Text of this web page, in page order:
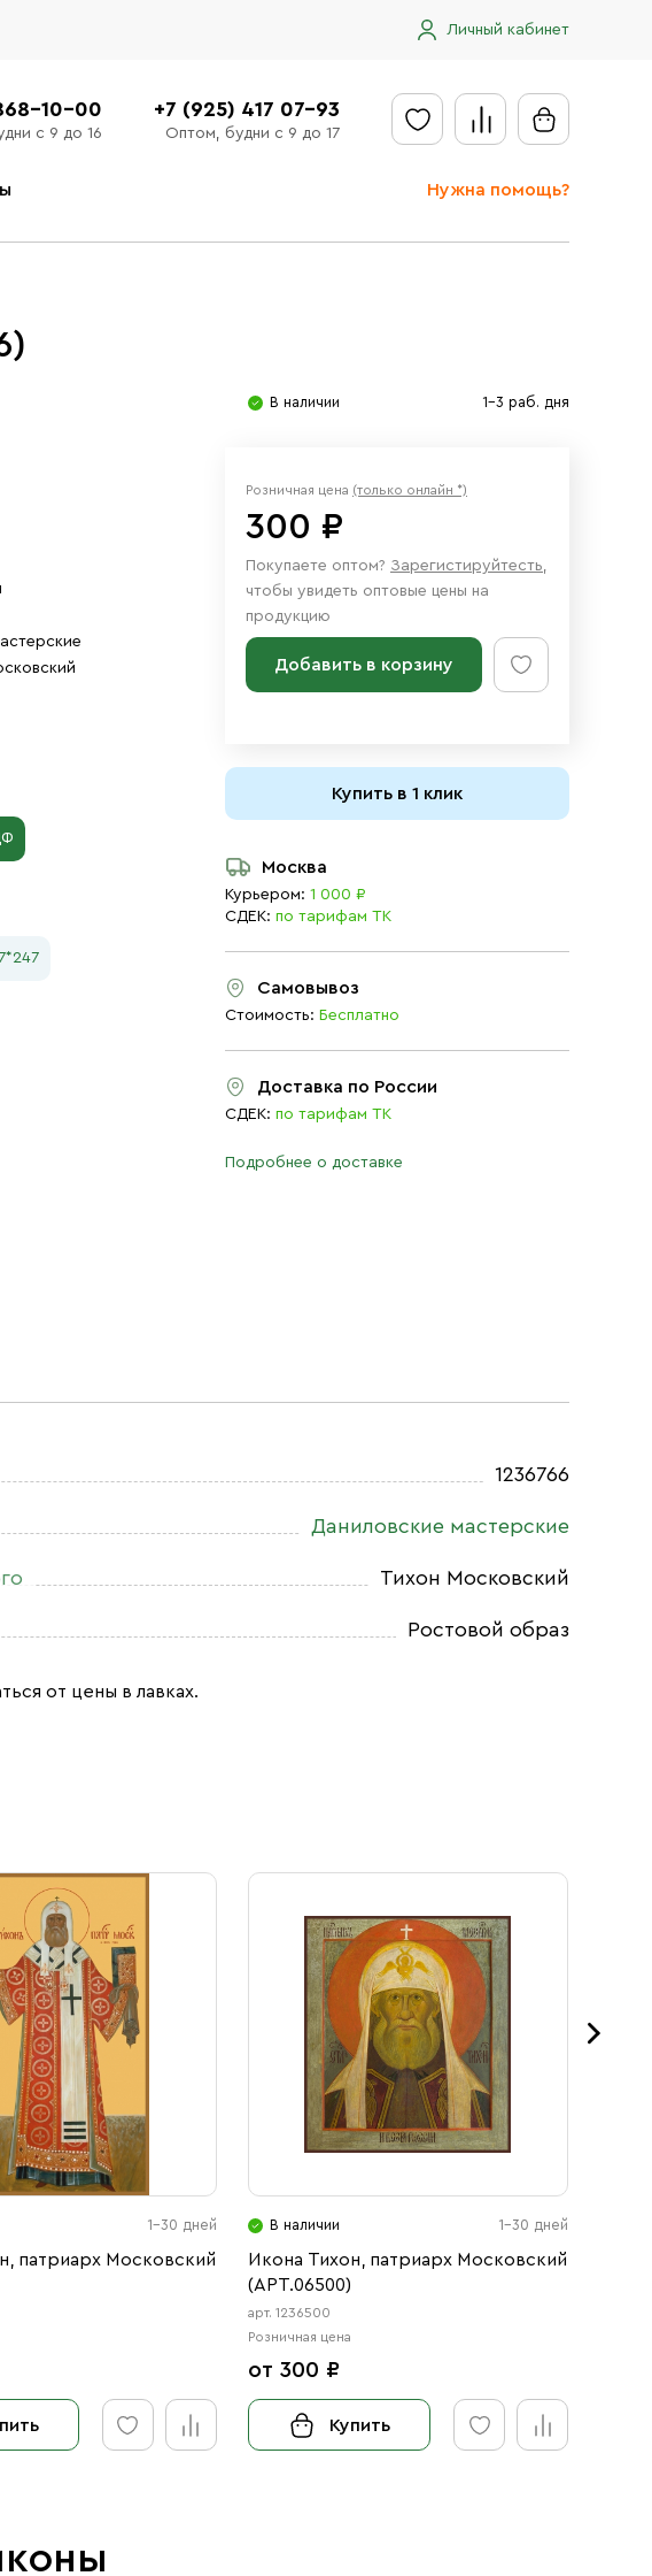
Личный кабинет
10-00
с 9 до 16
+7 (925) 417 07-93
Оптом, будни с 9 до 17
Нужна помощь?
Отправить заявку
В наличии 1-3 раб. дня
Розничная цена (только онлайн *)
300 ₽
Покупаете оптом? Зарегистируйтесть,
чтобы увидеть оптовые цены на
продукцию
Добавить в корзину
Купить в 1 клик
Москва
Курьером: 1 000 ₽
СДЕК: по тарифам ТК
Самовывоз
Стоимость: Бесплатно
Доставка по России
СДЕК: по тарифам ТК
Подробнее о доставке
1236766
Даниловские мастерские
Тихон Московский
Ростовой образ
от цены в лавках.
1-30 дней
патриарх Московский
В наличии 1-30 дней
Икона Тихон, патриарх Московский
(АРТ.06500)
арт. 1236500
Розничная цена
от 300 ₽
Купить